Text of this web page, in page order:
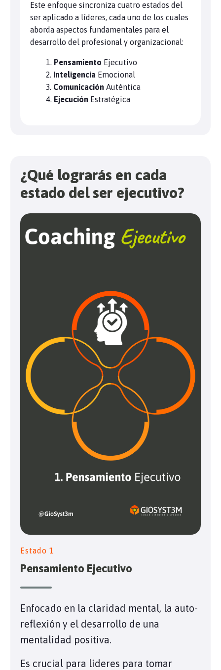
Este enfoque sincroniza cuatro estados del
ser aplicado a líderes, cada uno de los cuales
aborda aspectos fundamentales para el
desarrollo del profesional y organizacional:
Pensamiento Ejecutivo
Inteligencia Emocional
Comunicación Auténtica
Ejecución Estratégica
¿Qué lograrás en cada
estado del ser ejecutivo?
Estado 1
Pensamiento Ejecutivo
Enfocado en la claridad mental, la auto-
reflexión y el desarrollo de una
mentalidad positiva.
Es crucial para líderes para tomar